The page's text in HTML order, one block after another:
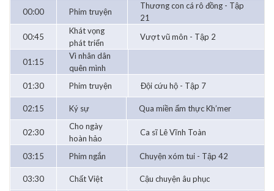
00:00 Phim truyện
Thương con cá rô đồng - Tập
21
00:45
Khát vọng
phát triển
Vượt vũ môn - Tập 2
01:15
Vì nhân dân
quên mình
01:30
Phim truyện Đội cứu hộ - Tập 7
02:15 Ký sự Qua miền ẩm thực Kh’mer
02:30
Cho ngày
hoàn hảo
Ca sĩ Lê Vĩnh Toàn
03:15 Phim ngắn Chuyện xóm tui - Tập 42
03:30 Chất Việt Cậu chuyện âu phục